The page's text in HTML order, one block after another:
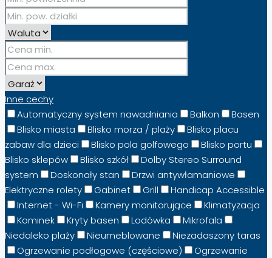
Inne cechy
Automatyczny system nawadniania
Balkon
Basen
Blisko miasta
Blisko morza / plaży
Blisko placu
zabaw dla dzieci
Blisko pola golfowego
Blisko portu
Blisko sklepów
Blisko szkół
Dolby Stereo Surround
system
Doskonały stan
Drzwi antywłamaniowe
Elektryczne rolety
Gabinet Grill
Handicap Accessible
Internet - Wi-Fi
Kamery monitorujące
Klimatyzacja
Kominek
Kryty basen Lodówka
Mikrofala
Niedaleko plaży
Nieumeblowane
Niezadaszony taras
Ogrzewanie podłogowe (częściowe)
Ogrzewanie